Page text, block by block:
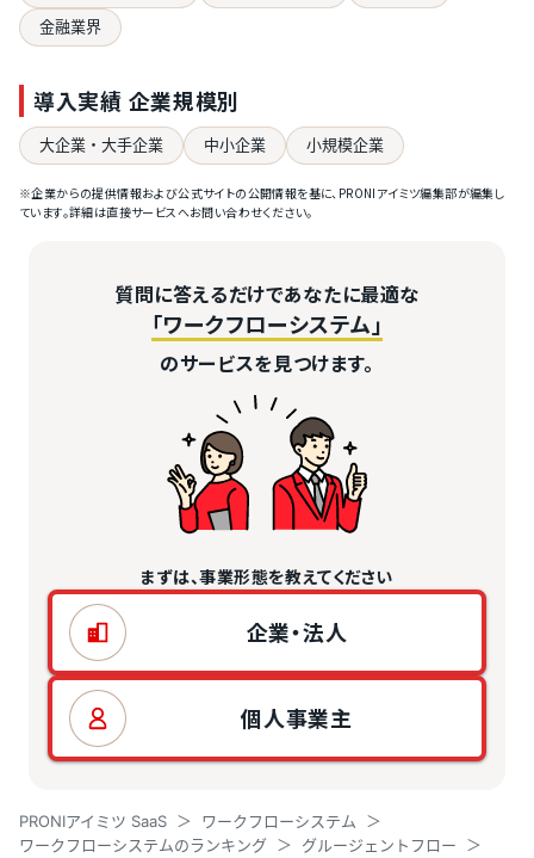
金融業界
導入実績 企業規模別
大企業・大手企業 中小企業 小規模企業
※企業からの提供情報および公式サイトの公開情報を基に、PRONIアイミツ編集部が編集し
ています。詳細は直接サービスへお問い合わせください。
質問に答えるだけであなたに最適な
「ワークフローシステム」
のサービスを見つけます。
まずは、事業形態を教えてください
企業・法人
個人事業主
PRONIアイミツ SaaS
ワークフローシステム
ワークフローシステムのランキング
グルージェントフロー